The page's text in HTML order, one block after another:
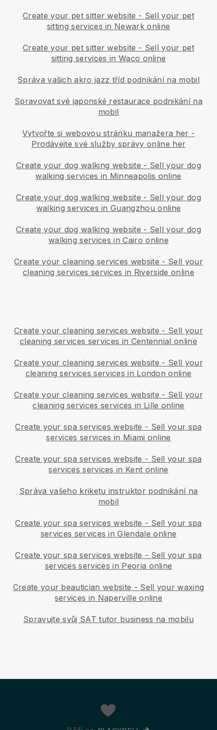
Create your pet sitter website - Sell your pet
sitting services in Newark online
Create your pet sitter website - Sell your pet
sitting services in Waco online
Správa vašich akro jazz tříd podnikání na mobil
Spravovat své japonské restaurace podnikání na
mobil
Vytvořte si webovou stránku manažera her -
Prodávejte své služby správy online her
Create your dog walking website - Sell your dog
walking services in Minneapolis online
Create your dog walking website - Sell your dog
walking services in Guangzhou online
Create your dog walking website - Sell your dog
walking services in Cairo online
Create your cleaning services website - Sell your
cleaning services services in Riverside online
Create your cleaning services website - Sell your
cleaning services services in Centennial online
Create your cleaning services website - Sell your
cleaning services services in London online
Create your cleaning services website - Sell your
cleaning services services in Lille online
Create your spa services website - Sell your spa
services services in Miami online
Create your spa services website - Sell your spa
services services in Kent online
Správa vašeho kriketu instruktor podnikání na
mobil
Create your spa services website - Sell your spa
services services in Glendale online
Create your spa services website - Sell your spa
services services in Peoria online
Create your beautician website - Sell your waxing
services in Naperville online
Spravujte svůj SAT tutor business na mobilu